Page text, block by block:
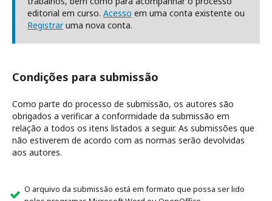
editorial em curso. Acesso em uma conta existente ou
Registraruma nova conta.
Condições para submissão
Como parte do processo de submissão, os autores são
obrigados a verificar a conformidade da submissão em
relação a todos os itens listados a seguir. As submissões que
não estiverem de acordo com as normas serão devolvidas
aos autores.
O arquivo da submissão está em formato que possa ser lido